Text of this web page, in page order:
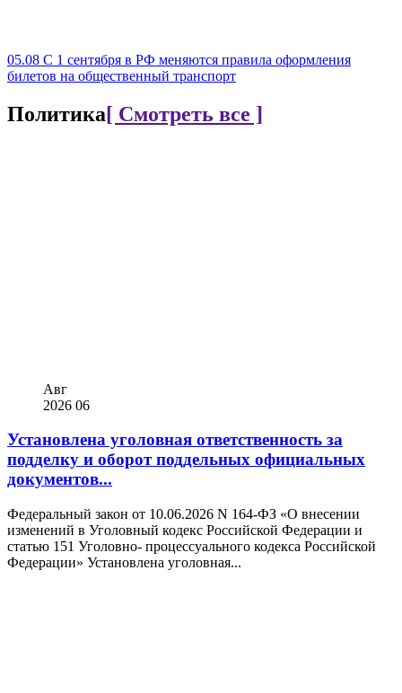
05.08 С 1 сентября в РФ меняются правила оформления
билетов на общественный транспорт
Политика[ Смотреть все ]
Авг
2026 06
Установлена уголовная ответственность за
подделку и оборот поддельных официальных
документов...
Федеральный закон от 10.06.2026 N 164-ФЗ «О внесении
изменений в Уголовный кодекс Российской Федерации и
статью 151 Уголовно- процессуального кодекса Российской
Федерации» Установлена уголовная...